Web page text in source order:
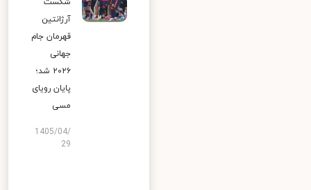
آرژانتین
قهرمان جام
جهانی
۲۰۲۶ شد؛
پایان رویای
مسی
1405/04/
29